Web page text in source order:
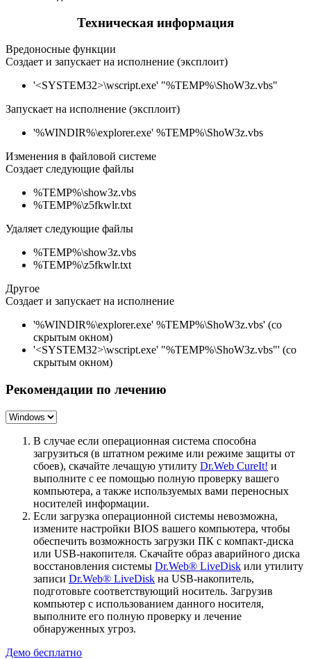
Техническая информация
Вредоносные функции
Создает и запускает на исполнение (эксплоит)
'<SYSTEM32>\wscript.exe' "%TEMP%\ShoW3z.vbs"
Запускает на исполнение (эксплоит)
'%WINDIR%\explorer.exe' %TEMP%\ShoW3z.vbs
Изменения в файловой системе
Создает следующие файлы
%TEMP%\show3z.vbs
%TEMP%\z5fkwlr.txt
Удаляет следующие файлы
%TEMP%\show3z.vbs
%TEMP%\z5fkwlr.txt
Другое
Создает и запускает на исполнение
'%WINDIR%\explorer.exe' %TEMP%\ShoW3z.vbs' (со
скрытым окном)
'<SYSTEM32>\wscript.exe' "%TEMP%\ShoW3z.vbs"' (со
скрытым окном)
Рекомендации по лечению
В случае если операционная система способна
загрузиться (в штатном режиме или режиме защиты от
сбоев), скачайте лечащую утилиту Dr.Web CureIt! и
выполните с ее помощью полную проверку вашего
компьютера, а также используемых вами переносных
носителей информации.
Если загрузка операционной системы невозможна,
измените настройки BIOS вашего компьютера, чтобы
обеспечить возможность загрузки ПК с компакт-диска
или USB-накопителя. Скачайте образ аварийного диска
восстановления системы Dr.Web® LiveDisk или утилиту
записи Dr.Web® LiveDisk на USB-накопитель,
подготовьте соответствующий носитель. Загрузив
компьютер с использованием данного носителя,
выполните его полную проверку и лечение
обнаруженных угроз.
Демо бесплатно